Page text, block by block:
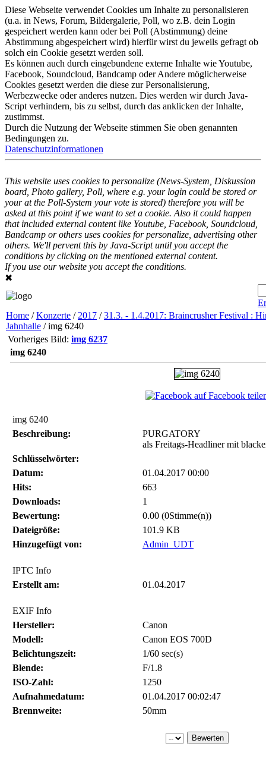
Diese Webseite verwendet Cookies um Inhalte zu personalisieren
(u.a. in News, Forum, Bildergalerie, Poll, wo z.B. dein Login
gespeichert werden kann oder bei Poll (Abstimmung) deine
Abstimmung abgespeichert wird) hierfür wirst du jeweils gefragt ob
solch ein Cookie gesetzt werden soll.
Es können auch durch eingebundene externe Inhalte wie Youtube,
Facebook, Soundcloud, Bandcamp oder Andere möglicherweise
Cookies gesetzt werden die diese zur Personalisierung,
Werbezwecke oder anderes nutzen. Dies werden wir durch Java-
Script verhindern, bis zu selbst, durch das anklicken der Inhalte,
zustimmst.
Durch die Nutzung der Webseite stimmen Sie oben genannten
Bedingungen zu.
Datenschutzinformationen
This website uses cookies to personalize (News-System, Diskussion
board, Photo gallery, Poll, where e.g. your login could be stored or
your at the Poll-System your vote is stored) therefore you will be
asked at this point if we want to set a cookie. Also it could happen
that included external content like Youtube, Facebook, Soundcloud,
Bandcamp or others uses cookies for personalize, advertising other
others. We'll pervent this by Java-Script until you accept the
conditions by clicking on the mentioned external content.
If you use our website you accept the conditions.
✖
Home /Konzerte / 2017 /31.3. - 1.4.2017: Braincrusher Festival :
Jahnhalle / img 6240
Vorheriges Bild: img 6237
img 6240
auf Facebook
img 6240
Beschreibung:
PURGATORY
als Freitags-Headliner mit
Schlüsselwörter:
Datum:
01.04.2017 00:00
Hits:
663
Downloads:
1
Bewertung:
0.00 (0Stimme(n))
Dateigröße:
101.9 KB
Hinzugefügt von:
Admin_UDT
IPTC Info
Erstellt am:
01.04.2017
EXIF Info
Hersteller:
Canon
Modell:
Canon EOS 700D
Belichtungszeit:
1/60 sec(s)
Blende:
F/1.8
ISO-Zahl:
1250
Aufnahmedatum:
01.04.2017 00:02:47
Brennweite:
50mm